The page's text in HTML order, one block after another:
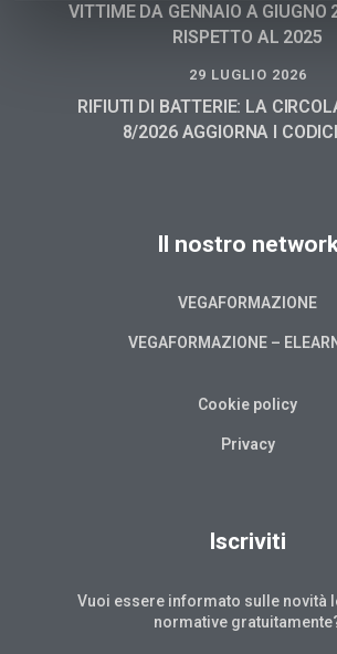
VITTIME DA GENNAIO A GIUGNO
RISPETTO AL 2025
29 LUGLIO 2026
RIFIUTI DI BATTERIE: LA
8/2026 AGGIORNA I
Il nostro
VEGAFORMAZIONE
VEGAFORMAZIONE –
Cookie policy
Privacy
Iscriviti
Vuoi essere informato sulle novità
normative